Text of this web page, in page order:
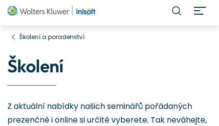
Školení a poradenství
Školení
Z aktuální nabídky našich seminářů pořádaných
prezenčně i online si určitě vyberete. Tak neváhejte,